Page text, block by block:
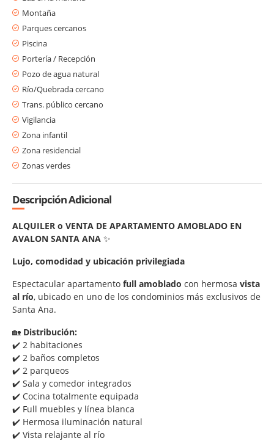
Montaña
Parques cercanos
Piscina
Portería / Recepción
Pozo de agua natural
Río/Quebrada cercano
Trans. público cercano
Vigilancia
Zona infantil
Zona residencial
Zonas verdes
Descripción Adicional
ALQUILER o VENTA DE APARTAMENTO AMOBLADO EN
AVALON SANTA ANA ✨
Lujo, comodidad y ubicación privilegiada
Espectacular apartamento full amoblado con hermosa vista
al río, ubicado en uno de los condominios más exclusivos de
Santa Ana.
🏡 Distribución:
✔️ 2 habitaciones
✔️ 2 baños completos
✔️ 2 parqueos
✔️ Sala y comedor integrados
✔️ Cocina totalmente equipada
✔️ Full muebles y línea blanca
✔️ Hermosa iluminación natural
✔️ Vista relajante al río